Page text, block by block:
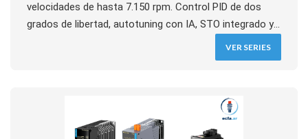
velocidades de hasta 7.150 rpm. Control PID de dos
grados de libertad, autotuning con IA, STO integrado y
EtherCAT, RTEX, Modbus RTU y pulso. Integración
VER SERIES